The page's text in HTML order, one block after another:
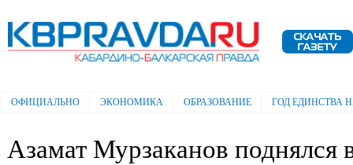
Электронная газета "Кабардино-
Балкарская правда"
Главное меню
ОФИЦИАЛЬНО ЭКОНОМИКА ОБРАЗОВАНИЕ ГОД ЕДИНСТВА
Азамат Мурзаканов поднялся